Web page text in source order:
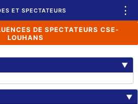
ET SPECTATEURS ⋮
DE SPECTATEURS CSE-
LOUHANS
▼
▼